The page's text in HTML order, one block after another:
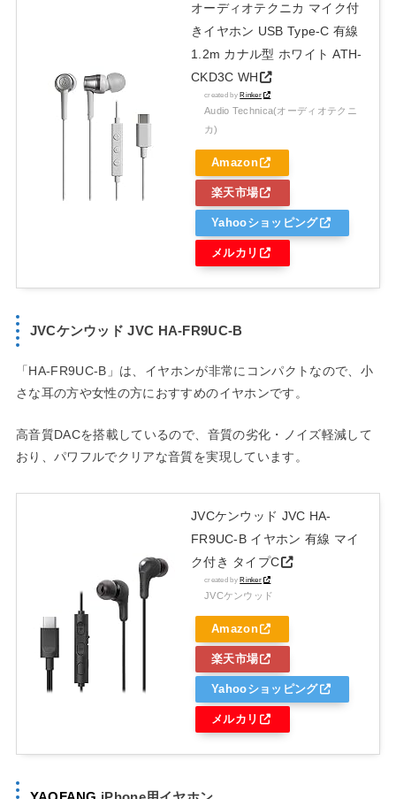
オーディオテクニカ マイク付
きイヤホン USB Type-C 有線
1.2m カナル型 ホワイト ATH-
CKD3C WH
created byRinker
Audio Technica(オーディオテクニ
カ)
Amazon
楽天市場
Yahooショッピング
メルカリ
JVCケンウッド JVC HA-FR9UC-B
「HA-FR9UC-B」は、イヤホンが非常にコンパクトなので、小
さな耳の方や女性の方におすすめのイヤホンです。
高音質DACを搭載しているので、音質の劣化・ノイズ軽減して
おり、パワフルでクリアな音質を実現しています。
JVCケンウッド JVC HA-
FR9UC-B イヤホン 有線 マイ
ク付き タイプC
created byRinker
JVCケンウッド
Amazon
楽天市場
Yahooショッピング
メルカリ